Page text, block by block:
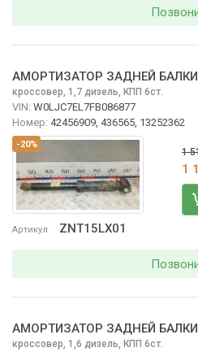
-20%
Артикул ZNT15LX01
АМОРТИЗАТОР ЗАДНЕЙ БАЛКИ
кроссовер, 1,7 дизель, КПП 6ст.
VIN: W0LJC7EL7FB086877
Номер: 42456909, 436565, 13252362
1
1
АМОРТИЗАТОР ЗАДНЕЙ БАЛКИ
кроссовер, 1,6 дизель, КПП 6ст.